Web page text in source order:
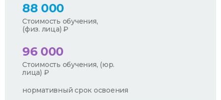
88 000
Стоимость обучения,
(физ. лица) ₽
96 000
Стоимость обучения, (юр.
лица) ₽
нормативный срок освоения